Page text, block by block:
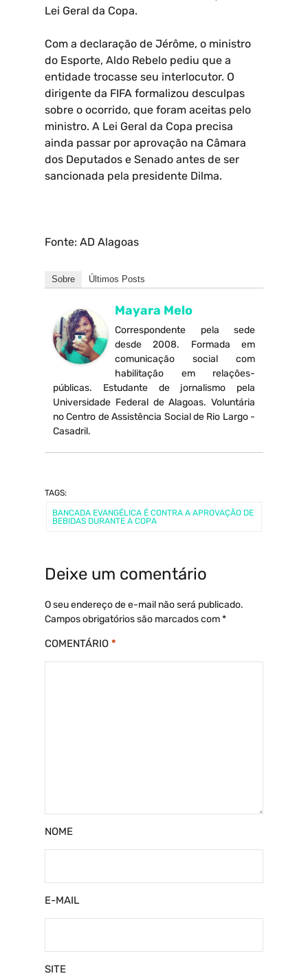
Lei Geral da Copa.
Com a declaração de Jérôme, o ministro
do Esporte, Aldo Rebelo pediu que a
entidade trocasse seu interlocutor. O
dirigente da FIFA formalizou desculpas
sobre o ocorrido, que foram aceitas pelo
ministro. A Lei Geral da Copa precisa
ainda passar por aprovação na Câmara
dos Deputados e Senado antes de ser
sancionada pela presidente Dilma.
Fonte: AD Alagoas
Sobre Últimos Posts
Mayara Melo
Correspondente pela sede
desde 2008. Formada em
comunicação social com
habilitação em relações-
públicas. Estudante de jornalismo pela
Universidade Federal de Alagoas. Voluntária
no Centro de Assistência Social de Rio Largo -
Casadril.
TAGS:
BANCADA EVANGÉLICA É CONTRA A APROVAÇÃO DE
BEBIDAS DURANTE A COPA
Deixe um comentário
O seu endereço de e-mail não será publicado.
Campos obrigatórios são marcados com*
COMENTÁRIO *
NOME
E-MAIL
SITE